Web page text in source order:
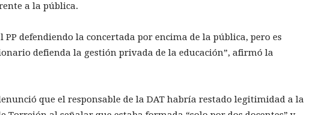
a la pública.
PP defendiendo la concertada por encima de la pública, pero es
defienda la gestión privada de la educación”, afirmó la
que el responsable de la DAT habría restado legitimidad a la